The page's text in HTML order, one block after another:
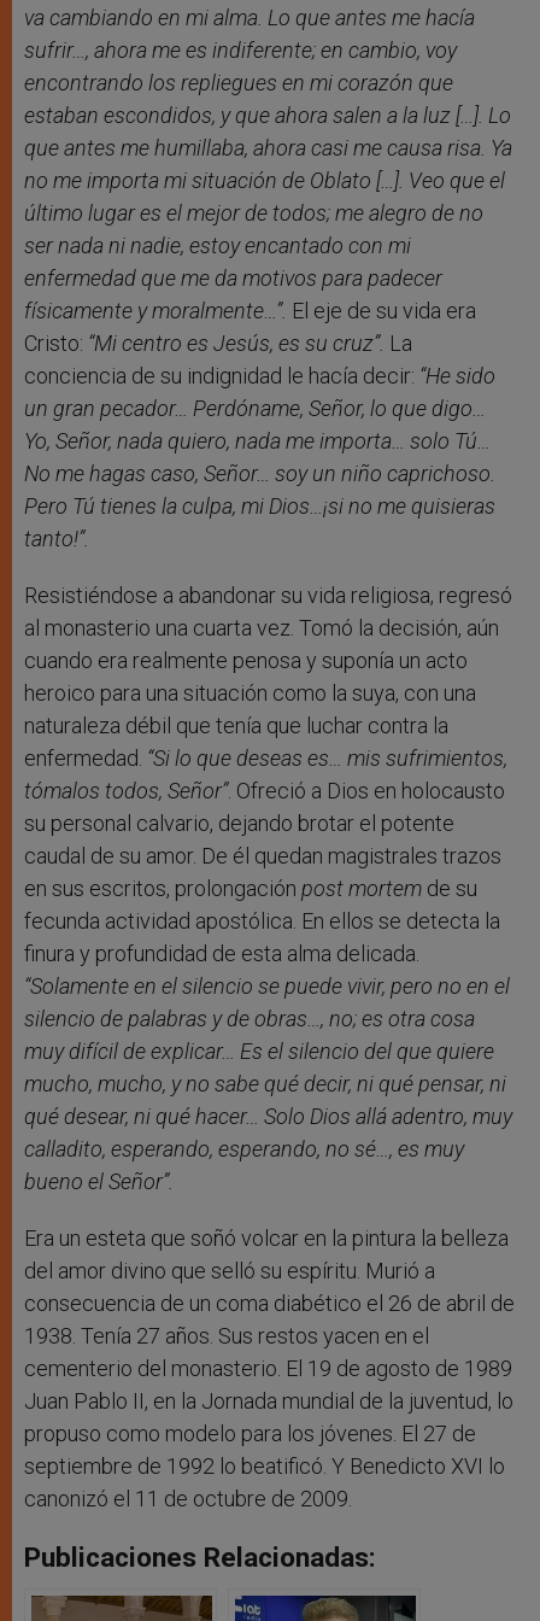
va cambiando en mi alma. Lo que antes me hacía
sufrir…, ahora me es indiferente; en cambio, voy
encontrando los repliegues en mi corazón que
estaban escondidos, y que ahora salen a la luz […]. Lo
que antes me humillaba, ahora casi me causa risa. Ya
no me importa mi situación de Oblato […]. Veo que el
último lugar es el mejor de todos; me alegro de no
ser nada ni nadie, estoy encantado con mi
enfermedad que me da motivos para padecer
físicamente y moralmente…”. El eje de su vida era
Cristo: “Mi centro es Jesús, es su cruz”. La
conciencia de su indignidad le hacía decir: “He sido
un gran pecador… Perdóname, Señor, lo que digo…
Yo, Señor, nada quiero, nada me importa… solo Tú…
No me hagas caso, Señor… soy un niño caprichoso.
Pero Tú tienes la culpa, mi Dios…¡si no me quisieras
tanto!”.
Resistiéndose a abandonar su vida religiosa, regresó
al monasterio una cuarta vez. Tomó la decisión, aún
cuando era realmente penosa y suponía un acto
heroico para una situación como la suya, con una
naturaleza débil que tenía que luchar contra la
enfermedad. “Si lo que deseas es… mis sufrimientos,
tómalos todos, Señor”. Ofreció a Dios en holocausto
su personal calvario, dejando brotar el potente
caudal de su amor. De él quedan magistrales trazos
en sus escritos, prolongación post mortem de su
fecunda actividad apostólica. En ellos se detecta la
finura y profundidad de esta alma delicada.
“Solamente en el silencio se puede vivir, pero no en el
silencio de palabras y de obras…, no; es otra cosa
muy difícil de explicar… Es el silencio del que quiere
mucho, mucho, y no sabe qué decir, ni qué pensar, ni
qué desear, ni qué hacer… Solo Dios allá adentro, muy
calladito, esperando, esperando, no sé…, es muy
bueno el Señor”.
Era un esteta que soñó volcar en la pintura la belleza
del amor divino que selló su espíritu. Murió a
consecuencia de un coma diabético el 26 de abril de
1938. Tenía 27 años. Sus restos yacen en el
cementerio del monasterio. El 19 de agosto de 1989
Juan Pablo II, en la Jornada mundial de la juventud, lo
propuso como modelo para los jóvenes. El 27 de
septiembre de 1992 lo beatificó. Y Benedicto XVI lo
canonizó el 11 de octubre de 2009.
Publicaciones Relacionadas: